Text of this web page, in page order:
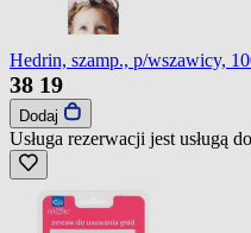
Hedrin, szamp., p/wszawicy,
38 19
Dodaj
Usługa rezerwacji jest usługą